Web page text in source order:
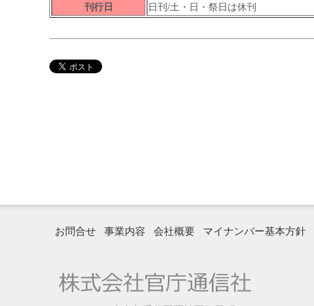
刊行日
日刊/土・日・祭日は休刊
お問合せ 事業内容 会社概要 マイナンバー基本方針